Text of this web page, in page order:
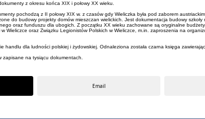
z okresu końca XIX i połowy XX wieku.
pochodzą z II połowy XIX w. z czasów gdy Wieliczka była pod zaborem
do budowy projekty domów mieszczan wielickich. Jest dokumentacja budowy
oraz funduszu dla ubogich. Z początku XX wieku zachowane są oryginalne
Wieliczce oraz Związku Legionistów Polskich w Wieliczce, m.in. zaproszenia na
dla ludności polskiej i żydowskiej. Odnaleziona została czarna księga
zapisane na tysiącu dokumentach.
Email